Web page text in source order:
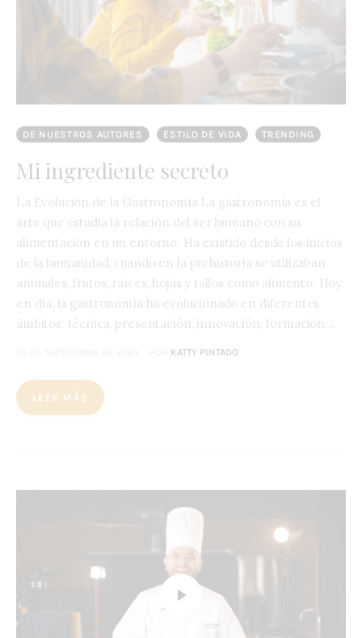
DE NUESTROS AUTORES ESTILO DE VIDA TRENDING
Mi ingrediente secreto
La Evolución de la Gastronomía La gastronomía es el
arte que estudia la relación del ser humano con su
alimentación en un entorno. Ha existido desde los inicios
de la humanidad, cuando en la prehistoria se utilizaban
animales, frutos, raíces, hojas y tallos como alimento. Hoy
en día, la gastronomía ha evolucionado en diferentes
ámbitos: técnica, presentación, innovación, formación…
KATTY PINTADO
LEER MÁS